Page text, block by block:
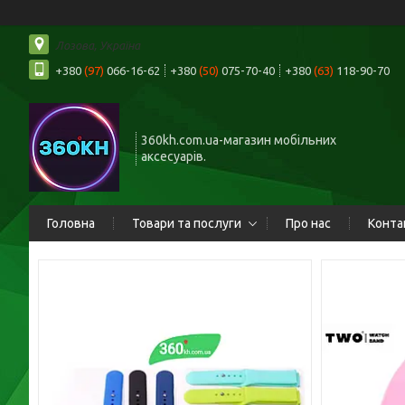
Лозова, Україна
+380 (97) 066-16-62 +380 (50) 075-70-40 +380 (63) 118-90-70
360kh.com.ua-магазин мобільних
аксесуарів.
Головна Товари та послуги Про нас